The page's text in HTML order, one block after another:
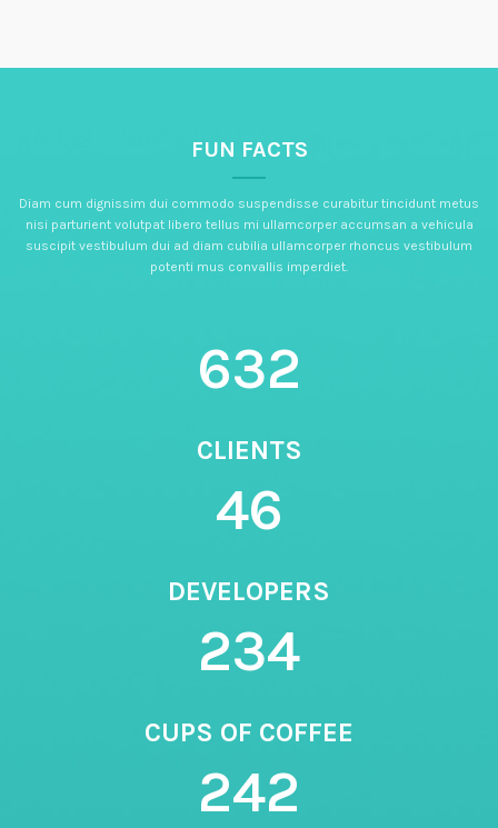
FUN FACTS
Diam cum dignissim dui commodo suspendisse curabitur tincidunt metus
nisi parturient volutpat libero tellus mi ullamcorper accumsan a vehicula
suscipit vestibulum dui ad diam cubilia ullamcorper rhoncus vestibulum
potenti mus convallis imperdiet.
632
CLIENTS
46
DEVELOPERS
234
CUPS OF COFFEE
242